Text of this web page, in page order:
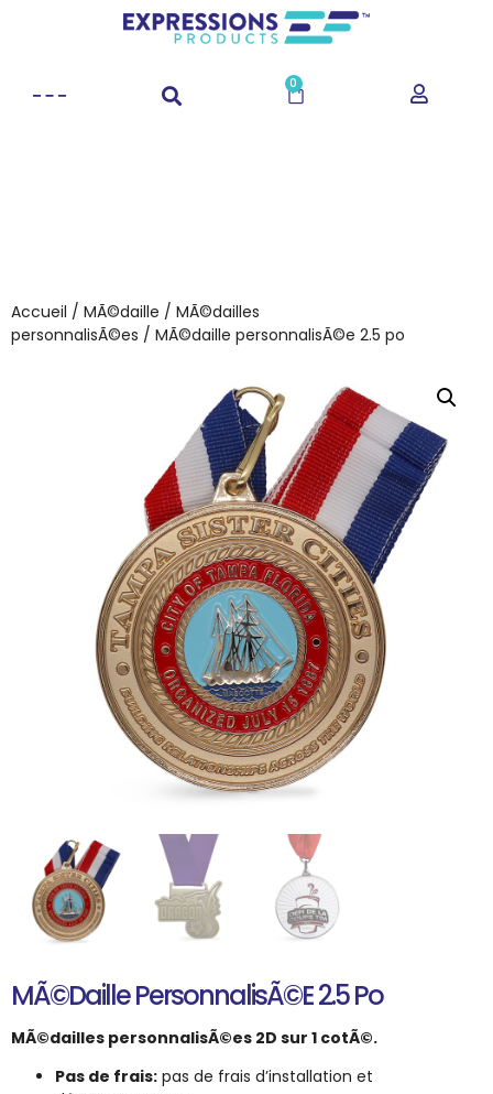
0
Accueil / MÃ©daille / MÃ©dailles
personnalisÃ©es / MÃ©daille personnalisÃ©e 2.5 po
MÃ©daille PersonnalisÃ©e 2.5 Po
MÃ©dailles personnalisÃ©es 2D sur 1 cotÃ©.
Pas de frais: pas de frais d’installation et